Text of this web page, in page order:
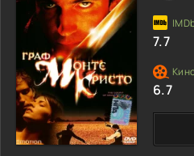
7.7
6.7